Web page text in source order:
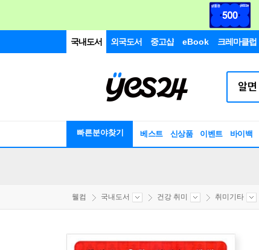
국내도서 외국도서 중고샵 eBook 크레마클럽
빠른분야찾기 베스트 신상품 이벤트 바이백
웰컴 국내도서 건강 취미 취미기타